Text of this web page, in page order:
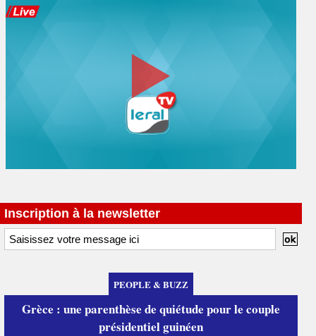
Inscription à la newsletter
PEOPLE & BUZZ
Grèce : une parenthèse de quiétude pour le couple
présidentiel guinéen